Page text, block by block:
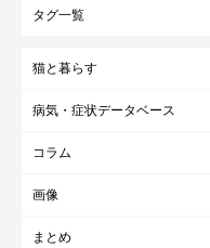
タグ一覧
猫と暮らす
病気・症状データベース
コラム
画像
まとめ